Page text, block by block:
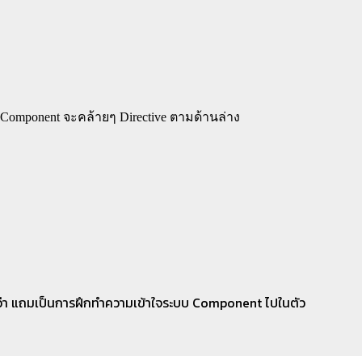
จะคล้ายๆ Directive ตามด้านล่าง
ถมเป็นการฝึกทำความเข้าใจระบบ Component ไปในตัว